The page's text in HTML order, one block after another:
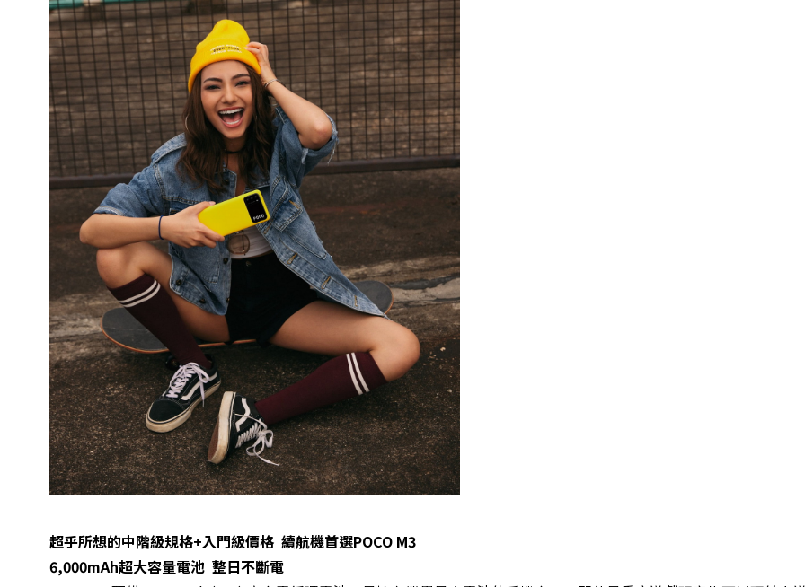
超乎所想的中階級規格+入門級價格 續航機首選POCO M3
6,000mAh超大容量電池 整日不斷電